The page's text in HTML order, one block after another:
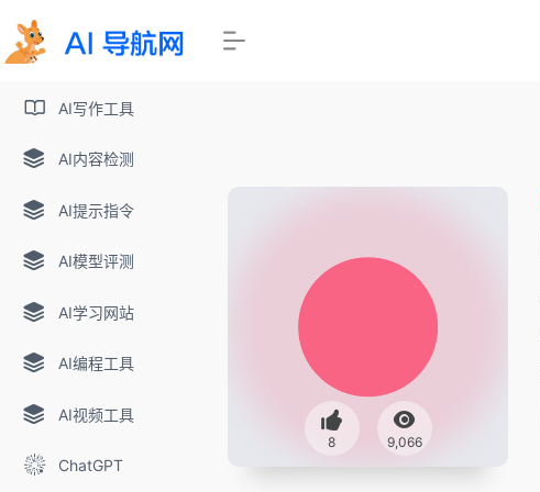
AI写作工具
AI内容检测
AI提示指令
AI模型评测
AI学习网站
AI编程工具
AI视频工具
ChatGPT
8 9,066